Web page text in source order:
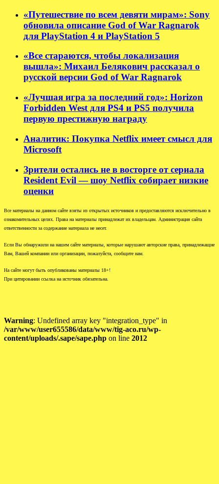
«Путешествие по всем девяти мирам»: Sony
обновила описание God of War Ragnarok
для PlayStation 4 и PlayStation 5
«Все стараются, чтобы локализация
вышла»: Михаил Белякович рассказал о
русской версии God of War Ragnarok
«Лучшая игра за последний год»: Horizon
Forbidden West для PS4 и PS5 получила
первую престижную награду
Аналитик: Покупка Netflix имеет смысл для
Microsoft
Зрители остались не в восторге от сериала
Resident Evil — шоу Netflix собирает низкие
оценки
Все материалы на данном сайте взяты из открытых источников и предоставляются исключительно в
ознакомительных целях. Права на материалы принадлежат их владельцам. Администрация сайта
ответственности за содержание материала не несет.
Если Вы обнаружили на нашем сайте материалы, которые нарушают авторские права, принадлежащие
Вам, Вашей компании или организации, пожалуйста, сообщите нам.
На сайте могут быть опубликованы материалы 18+!
При цитировании ссылка на источник обязательна.
Warning: Undefined array key "integration_type" in
/var/www/user655586/data/www/tig-aco.ru/wp-
content/uploads/.sape/sape.php on line 2012